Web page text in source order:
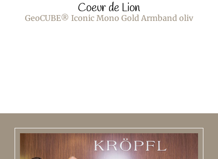
Coeur de Lion
GeoCUBE® Iconic Mono Gold Armband oliv